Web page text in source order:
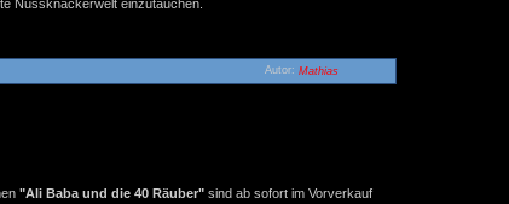
Nussknackerwelt einzutauchen.
Autor: Mathias
"Ali Baba und die 40 Räuber"sind ab sofort im Vorverkauf